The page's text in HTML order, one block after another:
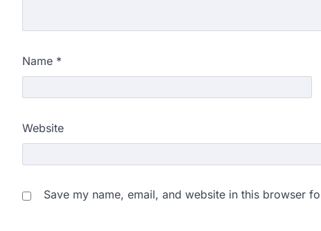
Name *
Website
Save my name, email, and website in this browser